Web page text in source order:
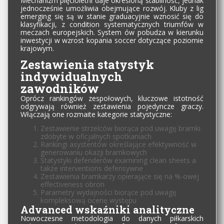
jednocześnie umożliwia obejmujące rozwój. Kluby z lig
emerging się są w stanie graduacyjnie wznosić się do
klasyfikacji, z condition systematycznych triumfów w
meczach europejskich. System ów pobudza w kierunku
inwestycji w wzrost kopania soccer dotyczące poziomie
krajowym.
Zestawienia statystyk
indywidualnych
zawodników
Oprócz rankingów zespołowych, kluczowe istotność
odgrywają również zestawienia pojedyncze graczy.
Włączają one rozmaite kategorie statystyczne:
Zestawienie strzelców biorąca pod uwagę bramki
zdobyte w oficjalnych spotkaniach
Rankingi asystentów określające efektywność w
generowaniu okazji bramkowych
Statystyki defenderów examining clean sheets a
także interventions defensywne
Zestawienia bramkarzy opierające się na %-owej
effectiveness obron
Parametry wydajności biorące pod uwagę
kompleksową ocenę występu
Advanced wskaźniki analityczne
Nowoczesne metodologia do danych piłkarskich